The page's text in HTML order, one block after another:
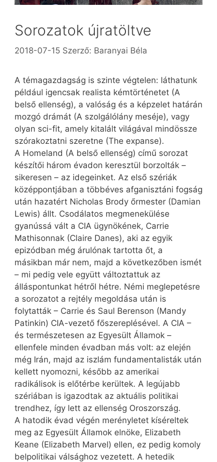
Sorozatok újratöltve
2018-07-15 Szerző: Baranyai Béla
A témagazdagság is szinte végtelen: láthatunk
például igencsak realista kémtörténetet (A
belső ellenség), a valóság és a képzelet határán
mozgó drámát (A szolgálólány meséje), vagy
olyan sci-fit, amely kitalált világával mindössze
szórakoztatni szeretne (The expanse).
A Homeland (A belső ellenség) című sorozat
készítői három évadon keresztül borzolták –
sikeresen – az idegeinket. Az első szériák
középpontjában a többéves afganisztáni fogság
után hazatért Nicholas Brody őrmester (Damian
Lewis) állt. Csodálatos megmenekülése
gyanússá vált a CIA ügynökének, Carrie
Mathisonnak (Claire Danes), aki az egyik
epizódban még árulónak tartotta őt, a
másikban már nem, majd a következőben ismét
– mi pedig vele együtt változtattuk az
álláspontunkat hétről hétre. Némi meglepetésre
a sorozatot a rejtély megoldása után is
folytatták – Carrie és Saul Berenson (Mandy
Patinkin) CIA-vezető főszereplésével. A CIA –
és természetesen az Egyesült Államok –
ellenfele minden évadban más volt: az elején
még Irán, majd az iszlám fundamentalisták után
kellett nyomozni, később az amerikai
radikálisok is előtérbe kerültek. A legújabb
szériában is igazodtak az aktuális politikai
trendhez, így lett az ellenség Oroszország.
A hatodik évad végén merényletet kíséreltek
meg az Egyesült Államok elnöke, Elizabeth
Keane (Elizabeth Marvel) ellen, ez pedig komoly
belpolitikai válsághoz vezetett. A hetedik